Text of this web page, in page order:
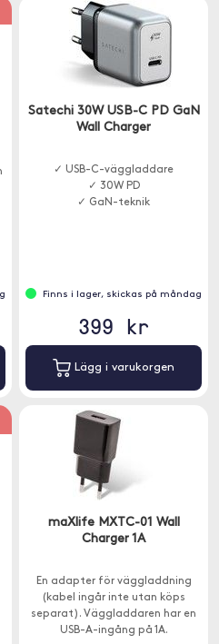
Satechi 30W USB-C PD GaN
Wall Charger
✓ USB-C-väggladdare
✓ 30W PD
✓ GaN-teknik
Finns i lager, skickas på måndag
399 kr
Lägg i varukorgen
maXlife MXTC-01 Wall
Charger 1A
En adapter för väggladdning
(kabel ingår inte utan köps
separat). Väggladdaren har en
USB-A-ingång på 1A.